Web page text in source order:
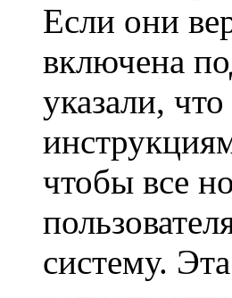
Если они
включена
указали,
чтобы все
систему.